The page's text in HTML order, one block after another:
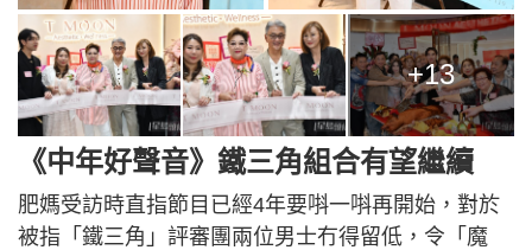
+13
《中年好聲音》鐵三角組合有望繼續
肥媽受訪時直指節目已經4年要唞一唞再開始，對於
被指「鐵三角」評審團兩位男士冇得留低，令「魔